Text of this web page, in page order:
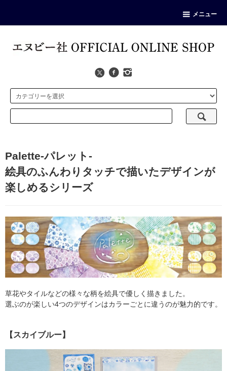
メニュー
Palette-パレット-
絵具のふんわりタッチで描いたデザインが
楽しめるシリーズ
草花やタイルなどの様々な柄を絵具で優しく描きました。
選ぶのが楽しい4つのデザインはカラーごとに違うのが魅力的です。
【スカイブルー】